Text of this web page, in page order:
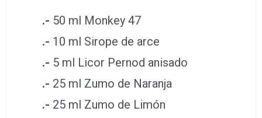
.- 50 ml Monkey 47
.- 10 ml Sirope de arce
.- 5 ml Licor Pernod anisado
.- 25 ml Zumo de Naranja
.- 25 ml Zumo de Limón